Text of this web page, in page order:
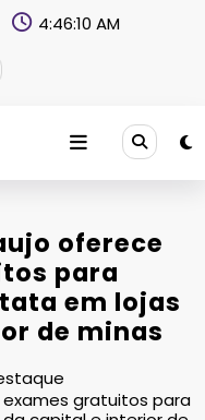
4:46:11 AM
oferece
para
em lojas
de minas
gratuitos para